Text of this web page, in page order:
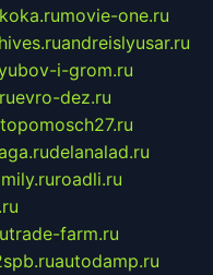
movie-one.ru
andreislyusar.ru
i-grom.ru
evro-dez.ru
delanalad.ru
roadli.ru
trade-farm.ru
autodamp.ru